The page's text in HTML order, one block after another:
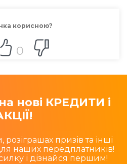
корисною?
0
нові КРЕДИТИ і
призів та інші
наших передплатників!
і дізнайся першим!